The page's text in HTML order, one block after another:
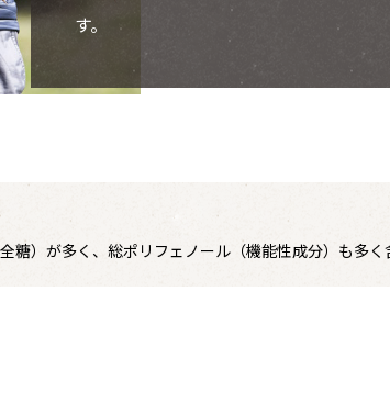
す。
糖）が多く、総ポリフェノール（機能性成分）も多